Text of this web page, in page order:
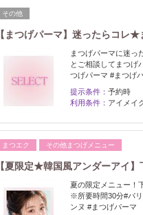
その他
【まつげパーマ】迷ったらコレ
まつげパーマに迷っ
とご相談してまつげ
つげパーマ #まつげ
提示条件： 予約時
利用条件： アイメイ
まつエク その他まつげメニュー
【夏限定★韓国風アンダーアイ
夏の限定メニュー！
※所要時間30分#パ
ンヌ #まつげパーマ